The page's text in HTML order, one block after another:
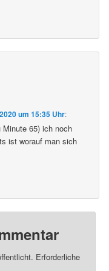
um 15:35 Uhr:
65) ich noch
ist worauf man sich
Erforderliche